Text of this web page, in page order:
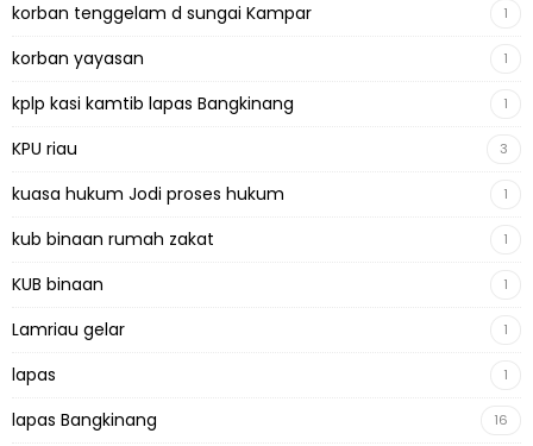
korban tenggelam d sungai Kampar 1
korban yayasan 1
kplp kasi kamtib lapas Bangkinang 1
KPU riau 3
kuasa hukum Jodi proses hukum 1
kub binaan rumah zakat 1
KUB binaan 1
Lamriau gelar 1
lapas 1
lapas Bangkinang 16